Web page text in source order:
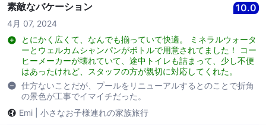
素敵なバケーション 10.0
4月 07, 2024
とにかく広くて、なんでも揃っていて快適。 ミネラルウォータ
ーとウェルカムシャンパンがボトルで用意されてました！ コー
ヒーメーカーが壊れていて、途中トイレも詰まって、少し不便
はあったけれど、スタッフの方が親切に対応してくれた。
仕方ないことだが、プールをリニューアルするとのことで折角
の景色が工事でイマイチだった。
Emi
小さなお子様連れの家族旅行